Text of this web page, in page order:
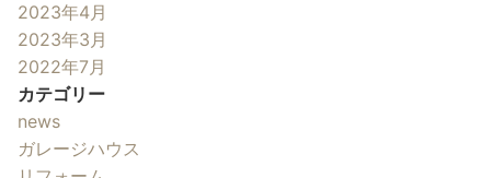
2023年4月
2023年3月
2022年7月
カテゴリー
news
ガレージハウス